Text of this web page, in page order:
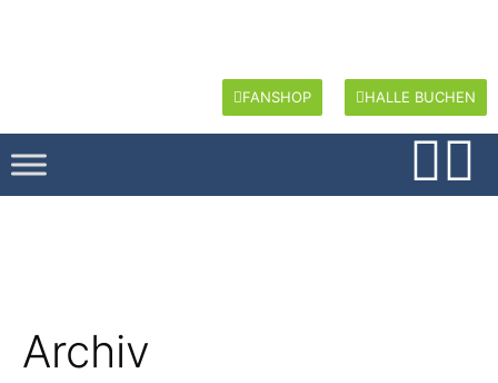
FANSHOP HALLE BUCHEN
Archiv